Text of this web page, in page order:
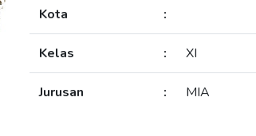
Kota :
Kelas : XI
Jurusan : MIA